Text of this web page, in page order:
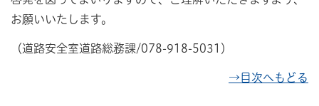
お願いいたします。
（道路安全室道路総務課/078-918-5031）
→目次へもどる